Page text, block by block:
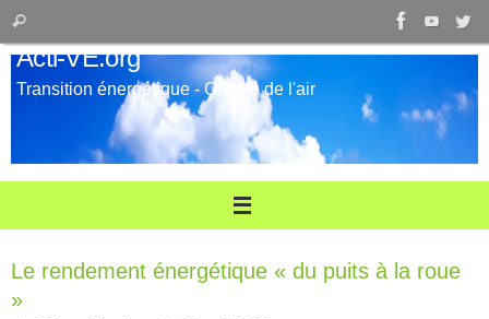
Passer
au
contenu
pour
:
Rechercher
Acti-VE.org
Transition énergétique - Qualité de l'air
Le rendement énergétique « du puits à la roue
»